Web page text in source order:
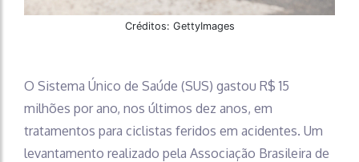
Créditos: GettyImages
O Sistema Único de Saúde (SUS) gastou R$ 15
milhões por ano, nos últimos dez anos, em
tratamentos para ciclistas feridos em acidentes. Um
levantamento realizado pela Associação Brasileira de